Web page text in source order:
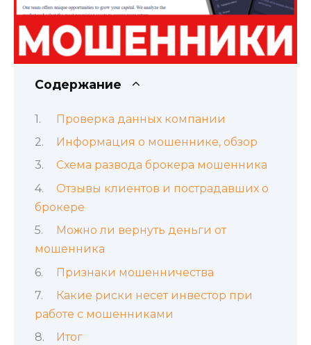
Содержание
Проверка данных компании
Информация о мошеннике, обзор
Схема развода брокера мошенника
Отзывы клиентов и пострадавших о
брокере
Можно ли вернуть деньги от
мошенника
Признаки мошенничества
Какие риски несет инвестор при
работе с мошенниками
Итог